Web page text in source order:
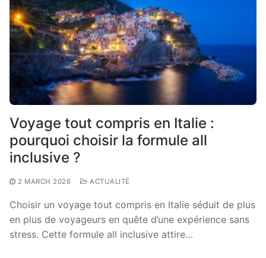
Voyage tout compris en Italie :
pourquoi choisir la formule all
inclusive ?
2 MARCH 2026 ACTUALITÉ
Choisir un voyage tout compris en Italie séduit de plus
en plus de voyageurs en quête d’une expérience sans
stress. Cette formule all inclusive attire…